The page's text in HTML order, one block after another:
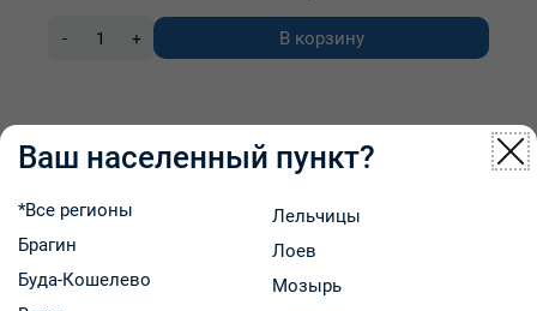
- + В корзину
Ваш населенный пункт?
*Все регионы
Брагин
Буда-Кошелево
Лельчицы
Лоев
Мозырь